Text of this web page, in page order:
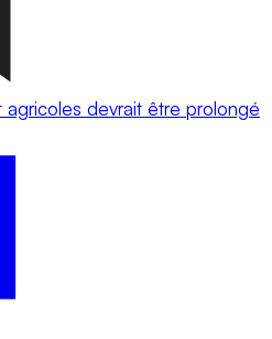
agricoles devrait être prolongé